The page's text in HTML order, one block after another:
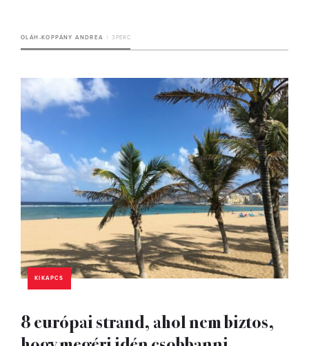
OLÁH-KOPPÁNY ANDREA 3 PERC
KIKAPCS
8 európai strand, ahol nem biztos,